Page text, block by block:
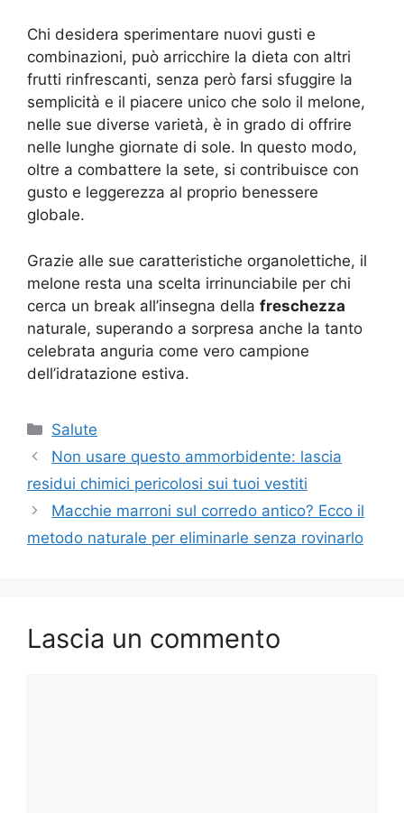
Chi desidera sperimentare nuovi gusti e
combinazioni, può arricchire la dieta con altri
frutti rinfrescanti, senza però farsi sfuggire la
semplicità e il piacere unico che solo il melone,
nelle sue diverse varietà, è in grado di offrire
nelle lunghe giornate di sole. In questo modo,
oltre a combattere la sete, si contribuisce con
gusto e leggerezza al proprio benessere
globale.
Grazie alle sue caratteristiche organolettiche, il
melone resta una scelta irrinunciabile per chi
cerca un break all’insegna della freschezza
naturale, superando a sorpresa anche la tanto
celebrata anguria come vero campione
dell’idratazione estiva.
Categorie
Salute
Non usare questo ammorbidente: lascia
residui chimici pericolosi sui tuoi vestiti
Macchie marroni sul corredo antico? Ecco il
metodo naturale per eliminarle senza rovinarlo
Lascia un commento